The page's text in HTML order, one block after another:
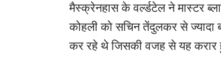
मैस्क्रेनहास के वर्ल्डटेल ने मास्टर
कोहली को सचिन तेंदुलकर से
कर रहे थे जिसकी वजह से यह करार